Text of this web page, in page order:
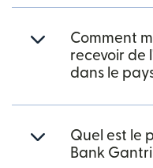
Comment
recevoir de
dans le
Quel est le
Bank